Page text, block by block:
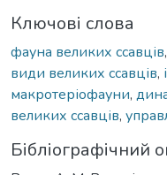
Ключові слова
фауна великих ссавців,
види великих ссавців,
макротеріофауни,
великих ссавців,
Бібліографічний